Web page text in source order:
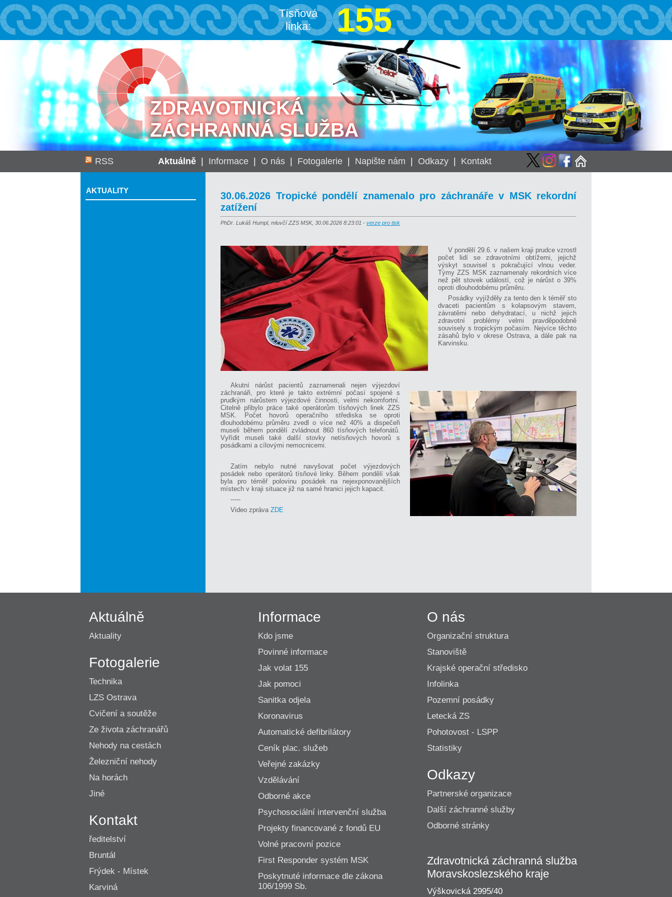
Tísňová
linka:
155
ZDRAVOTNICKÁ
ZÁCHRANNÁ SLUŽBA
RSS Aktuálně Informace O nás Fotogalerie Napište nám Odkazy Kontakt
AKTUALITY
30.06.2026 Tropické pondělí znamenalo pro záchranáře v MSK rekordní
zatížení
PhDr. Lukáš Humpl, mluvčí ZZS MSK, 30.06.2026 8:23:01 - verze pro tisk
V pondělí 29.6. v našem kraji prudce vzrostl
počet lidí se zdravotními obtížemi, jejichž
výskyt souvisel s pokračující vlnou veder.
Týmy ZZS MSK zaznamenaly rekordních více
než pět stovek událostí, což je nárůst o 39%
oproti dlouhodobému průměru.
Posádky vyjížděly za tento den k téměř sto
dvaceti pacientům s kolapsovým stavem,
závratěmi nebo dehydratací, u nichž jejich
zdravotní problémy velmi pravděpodobně
souvisely s tropickým počasím. Nejvíce těchto
zásahů bylo v okrese Ostrava, a dále pak na
Karvinsku.
Akutní nárůst pacientů zaznamenali nejen výjezdoví
záchranáři, pro které je takto extrémní počasí spojené s
prudkým nárůstem výjezdové činnosti, velmi nekomfortní.
Citelně přibylo práce také operátorům tísňových linek ZZS
MSK. Počet hovorů operačního střediska se oproti
dlouhodobému průměru zvedl o více než 40% a dispečeři
museli během pondělí zvládnout 860 tísňových telefonátů.
Vyřídit museli také další stovky netísňových hovorů s
posádkami a cílovými nemocnicemi.
Zatím nebylo nutné navyšovat počet výjezdových
posádek nebo operátorů tísňové linky. Během pondělí však
byla pro téměř polovinu posádek na nejexponovanějších
místech v kraji situace již na samé hranici jejich kapacit.
-----
Video zpráva ZDE
Aktuálně
Aktuality
Fotogalerie
Technika
LZS Ostrava
Cvičení a soutěže
Ze života záchranářů
Nehody na cestách
Železniční nehody
Na horách
Jiné
Kontakt
ředitelství
Bruntál
Frýdek - Místek
Karviná
Informace
Kdo jsme
Povinné informace
Jak volat 155
Jak pomoci
Sanitka odjela
Koronavirus
Automatické defibrilátory
Ceník plac. služeb
Veřejné zakázky
Vzdělávání
Odborné akce
Psychosociální intervenční služba
Projekty financované z fondů EU
Volné pracovní pozice
First Responder systém MSK
Poskytnuté informace dle zákona
106/1999 Sb.
O nás
Organizační struktura
Stanoviště
Krajské operační středisko
Infolinka
Pozemní posádky
Letecká ZS
Pohotovost - LSPP
Statistiky
Odkazy
Partnerské organizace
Další záchranné služby
Odborné stránky
Zdravotnická záchranná služba
Moravskoslezského kraje
Výškovická 2995/40